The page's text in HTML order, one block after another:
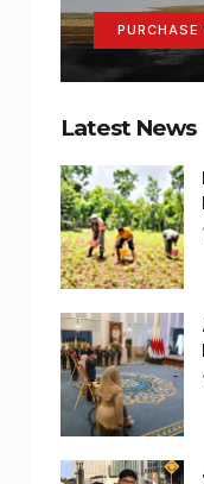
PURCHASE
Latest News